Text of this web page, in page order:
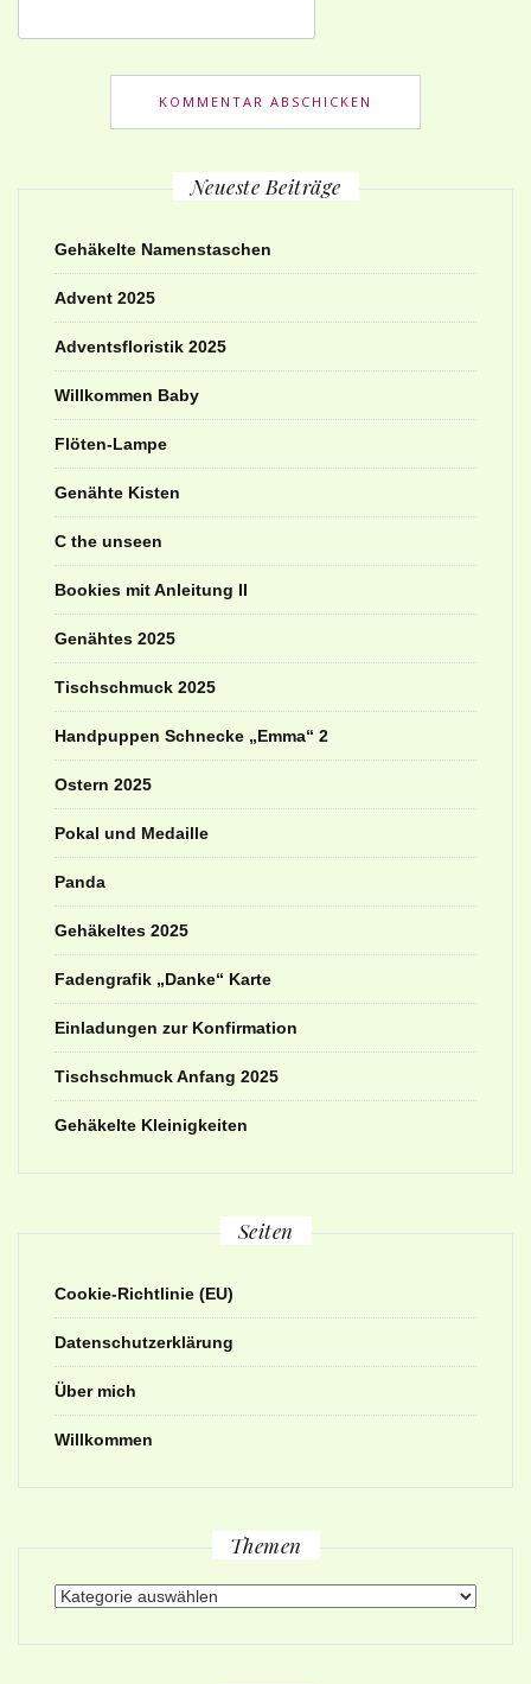
Neueste Beiträge
Gehäkelte Namenstaschen
Advent 2025
Adventsfloristik 2025
Willkommen Baby
Flöten-Lampe
Genähte Kisten
C the unseen
Bookies mit Anleitung II
Genähtes 2025
Tischschmuck 2025
Handpuppen Schnecke „Emma“ 2
Ostern 2025
Pokal und Medaille
Panda
Gehäkeltes 2025
Fadengrafik „Danke“ Karte
Einladungen zur Konfirmation
Tischschmuck Anfang 2025
Gehäkelte Kleinigkeiten
Seiten
Cookie-Richtlinie (EU)
Datenschutzerklärung
Über mich
Willkommen
Themen
Themen